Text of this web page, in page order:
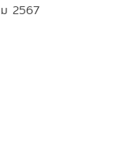
ม 2567